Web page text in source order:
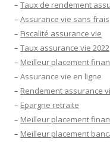
– Taux de rendement
– Assurance vie sans frais
– Fiscalité assurance vie
– Taux assurance vie 2022
– Meilleur placement
– Assurance vie en ligne
– Rendement assurance
– Epargne retraite
– Meilleur placement
– Meilleur placement